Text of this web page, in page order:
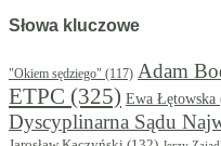
Słowa kluczowe
"Okiem sędziego" (117) Adam
ETPC (325) Ewa Łętowska
Dyscyplinarna Sądu